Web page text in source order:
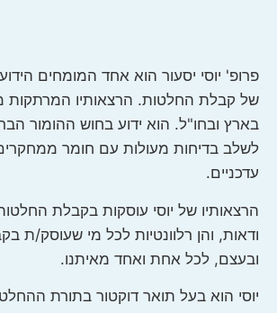
פרופ' יוסי יסעור הוא אחד המומחים
של קבלת החלטות. הרצאותיו המרתקות
בארץ ובחו"ל. הוא ידוע בחוש ההומור
לשלב בדיחות מעולות עם חומר
עדכניים.
הרצאותיו של יוסי עוסקות בקבלת
ודאות, והן רלוונטיות לכל מי שעוסק/ת
ובעצם, לכל אחת ואחד מאיתנו.
יוסי הוא בעל תואר דוקטור בתורת